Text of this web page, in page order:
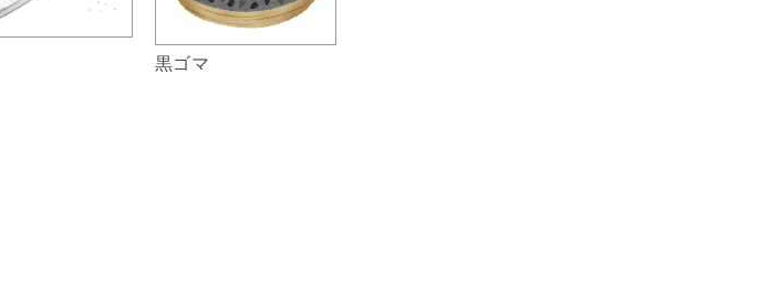
黒ゴマ